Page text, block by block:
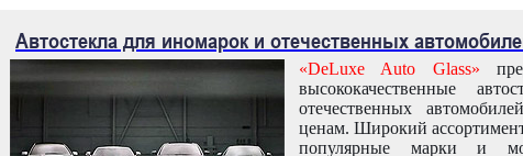
Автостекла для иномарок и отечественных
«DeLuxe Auto Glass»
высококачественные
отечественных
ценам. Широкий
популярные марки и